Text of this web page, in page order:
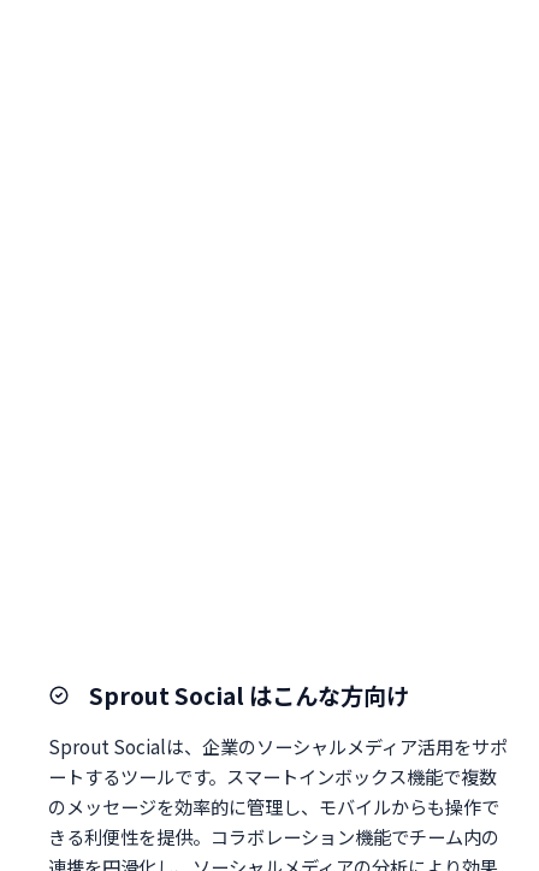
Sprout Social はこんな方向け
Sprout Socialは、企業のソーシャルメディア活用をサポ
ートするツールです。スマートインボックス機能で複数
のメッセージを効率的に管理し、モバイルからも操作で
きる利便性を提供。コラボレーション機能でチーム内の